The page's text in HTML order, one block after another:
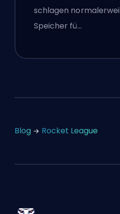
schlagen
Speicher fü…
Blog Rocket League